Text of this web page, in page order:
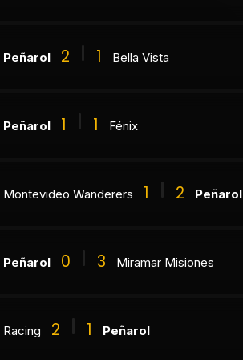
Peñarol 2 1 Bella Vista
Peñarol 1 1 Fénix
Montevideo Wanderers 1 2 Peñarol
Peñarol 0 3 Miramar Misiones
Racing 2 1 Peñarol